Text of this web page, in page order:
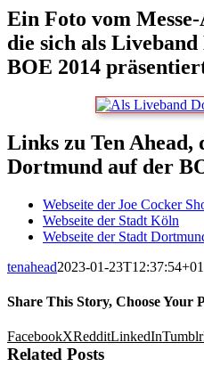
Ein Foto vom
die sich als
BOE 2014
Links zu Ten Ahead,
Dortmund auf der
Webseite der Joe Cocker
Webseite der Stadt Köln
Webseite der Stadt
tenahead2023-01-
Share This Story, Choose Your
FacebookXRedditLinkedInTumblr
Related Posts